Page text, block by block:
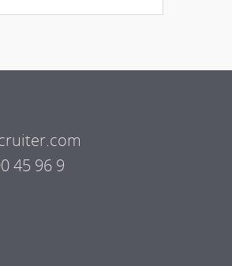
45 96 9